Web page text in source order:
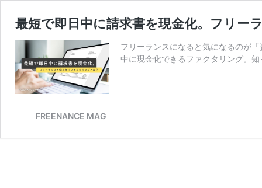
最短で即日中に請求書を現金化。フリー
フリーランスになると気になるのが
中に現金化できるファクタリング。
FREENANCE MAG